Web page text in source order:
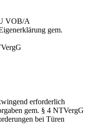
VOB/A
gem.
erforderlich
gem. § 4 NTVergG
bei Türen